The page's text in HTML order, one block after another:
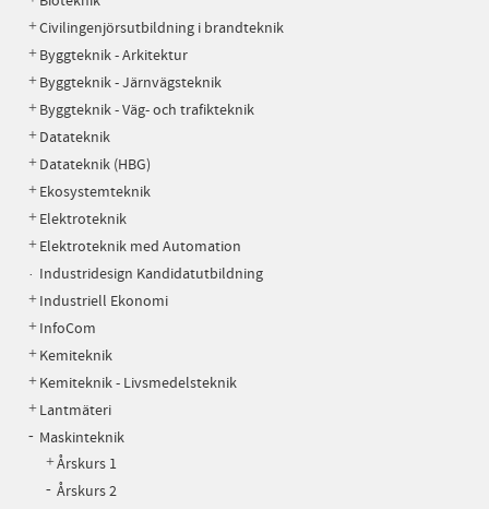
Civilingenjörsutbildning i brandteknik
Byggteknik - Arkitektur
Byggteknik - Järnvägsteknik
Byggteknik - Väg- och trafikteknik
Datateknik
Datateknik (HBG)
Ekosystemteknik
Elektroteknik
Elektroteknik med Automation
Industridesign Kandidatutbildning
Industriell Ekonomi
InfoCom
Kemiteknik
Kemiteknik - Livsmedelsteknik
Lantmäteri
Maskinteknik
Årskurs 1
Årskurs 2